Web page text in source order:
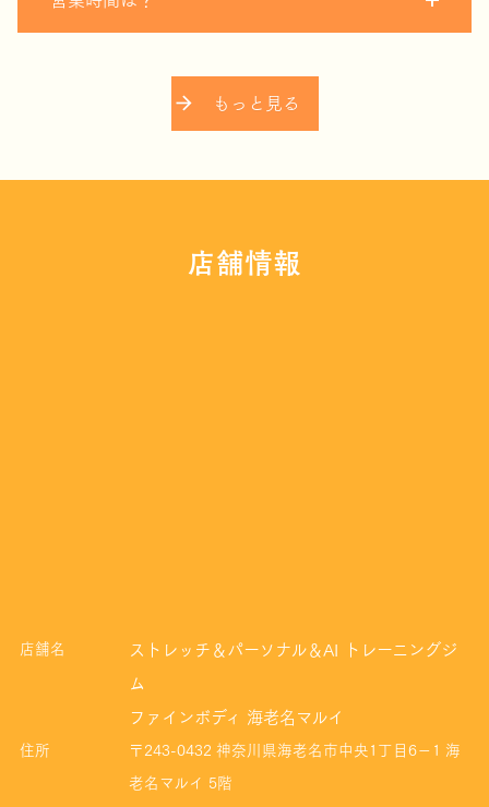
もっと見る
店舗情報
店舗名
ストレッチ＆パーソナル＆AI トレーニングジ
ム
ファインボディ 海老名マルイ
住所 〒243-0432 神奈川県海老名市中央1丁目6−1 海
老名マルイ 5階